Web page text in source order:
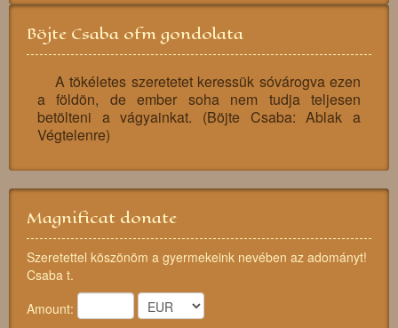
Böjte Csaba ofm gondolata
A tökéletes szeretetet keressük sóvárogva ezen
a földön, de ember soha nem tudja teljesen
betölteni a vágyainkat. (Böjte Csaba: Ablak a
Végtelenre)
Magnificat donate
Szeretettel köszönöm a gyermekeink nevében az adományt!
Csaba t.
Amount: